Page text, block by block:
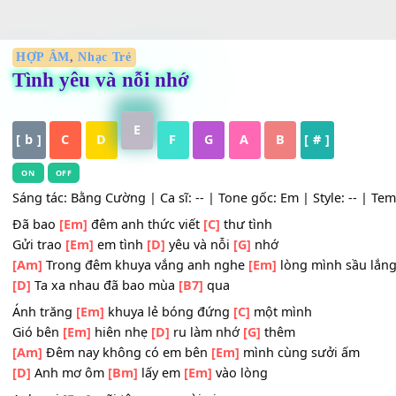
Tình yêu và nỗi nhớ
[ b ] C D
E
F G A B [ # ]
ON
Sáng tác: Bằng Cường | Ca sĩ: -- | Tone gốc: Em | Style:
Đã bao [Em]đêm anh thức viết[C]
Gửi trao [Em] em tình [D]yêu và nỗi[G] nhớ
[Am]Trong đêm khuya vắng anh nghe[Em]
[D]Ta xa nhau đã bao mùa[B7]qua
Ánh trăng [Em]khuya lẻ bóng đứng